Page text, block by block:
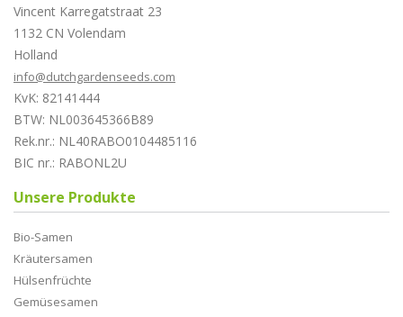
Vincent Karregatstraat 23
1132 CN Volendam
Holland
info@dutchgardenseeds.com
KvK: 82141444
BTW: NL003645366B89
Rek.nr.: NL40RABO0104485116
BIC nr.: RABONL2U
Unsere Produkte
Bio-Samen
Kräutersamen
Hülsenfrüchte
Gemüsesamen